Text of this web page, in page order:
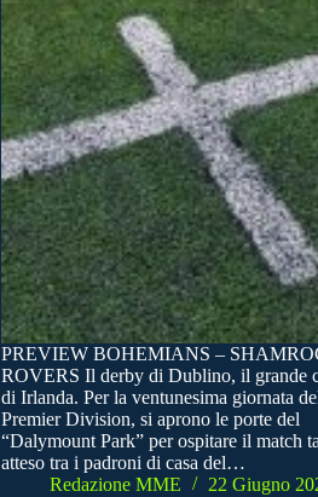
PREVIEW BOHEMIANS –
ROVERS Il derby di Dublino, il grande
di Irlanda. Per la ventunesima giornata
Premier Division, si aprono le porte del
“Dalymount Park” per ospitare il match
atteso tra i padroni di casa del…
Redazione MME
22 Giugno